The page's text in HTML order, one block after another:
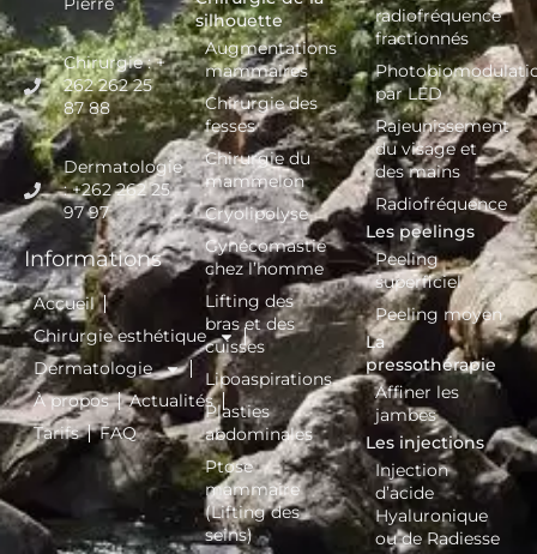
Chirurgie : +
262 262 25
87 88
Dermatologie
: +262 262 25
97 97
Informations
Accueil
Chirurgie esthétique
Dermatologie
À propos
Actualités
Tarifs
FAQ
silhouette
Augmentations
mammaires
Chirurgie des
fesses
Chirurgie du
mammelon
Cryolipolyse
Gynécomastie
chez l’homme
Lifting des
bras et des
cuisses
Lipoaspirations
Plasties
abdominales
Ptose
mammaire
(Lifting des
seins)
radiofréquence
fractionnés
par LED
Rajeunissement
du visage et
des mains
Radiofréquence
Les peelings
Peeling
superficiel
Peeling moyen
La
pressothérapie
Affiner les
jambes
Les injections
Injection
d’acide
Hyaluronique
ou de Radiesse